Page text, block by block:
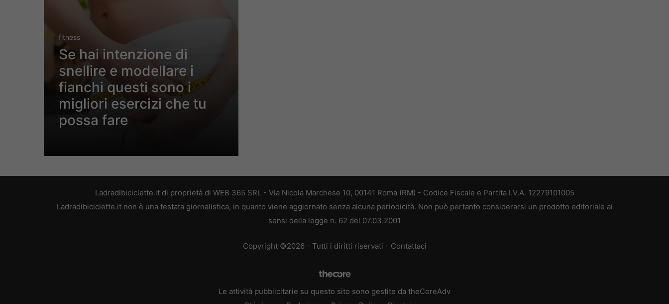
fitness
Se hai intenzione di
snellire e modellare i
fianchi questi sono i
migliori esercizi che tu
possa fare
Ladradibiciclette.it di proprietà di WEB 365 SRL - Via Nicola Marchese 10, 00141 Roma (RM) - Codice Fiscale e Partita I.V.A. 12279101005
Ladradibiciclette.it non è una testata giornalistica, in quanto viene aggiornato senza alcuna periodicità. Non può pertanto considerarsi un prodotto editoriale ai
sensi della legge n. 62 del 07.03.2001
Copyright ©2026 - Tutti i diritti riservati - Contattaci
Le attività pubblicitarie su questo sito sono gestite da theCoreAdv